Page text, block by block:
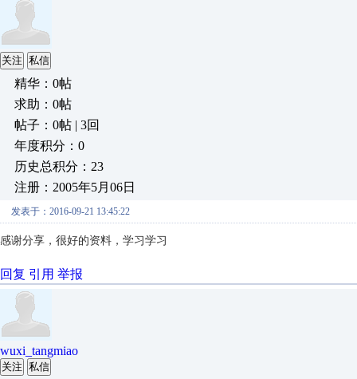
关注 私信
精华：0帖
求助：0帖
帖子：0帖 | 3回
年度积分：0
历史总积分：23
注册：2005年5月06日
发表于：2016-09-21 13:45:22
感谢分享， 很好的资料，学习学习
回复 引用 举报
wuxi_tangmiao
关注 私信